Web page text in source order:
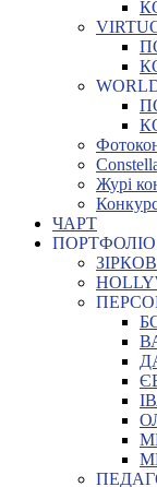
Журі
ЧАРТ
ПОРТФОЛІО